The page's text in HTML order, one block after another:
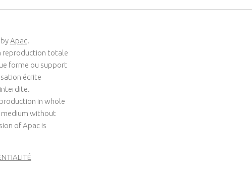
Apac.
reproduction totale
forme ou support
écrite
in whole
medium without
of Apac is